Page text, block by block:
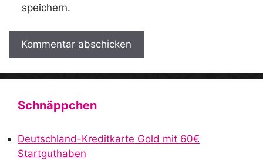
speichern.
A
n
Schnäppchen
Deutschland-Kreditkarte Gold mit 60€
Startguthaben